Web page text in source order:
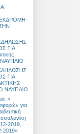
ΕΚΔΡΟΜΗ-
ΓΙΑ
ΓΙΑ
ΝΑΥΠΛΙΟ
«
για
2019,
2019»